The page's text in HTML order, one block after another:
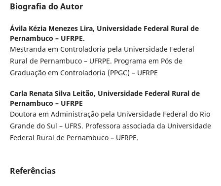
Biografia do Autor
Ávila Kézia Menezes Lira, Universidade Federal Rural de
Pernambuco – UFRPE.
Mestranda em Controladoria pela Universidade Federal
Rural de Pernambuco – UFRPE. Programa em Pós de
Graduação em Controladoria (PPGC) – UFRPE
Carla Renata Silva Leitão, Universidade Federal Rural de
Pernambuco – UFRPE
Doutora em Administração pela Universidade Federal do Rio
Grande do Sul – UFRS. Professora associada da Universidade
Federal Rural de Pernambuco – UFRPE.
Referências